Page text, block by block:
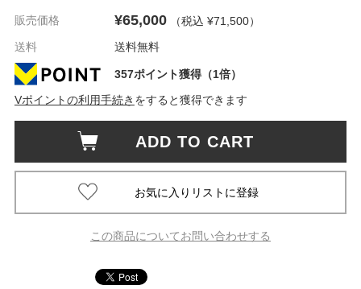
販売価格 ¥65,000 （税込 ¥71,500）
送料
送料無料
357ポイント獲得（1倍）
Vポイントの利用手続き をすると獲得できます
ADD TO CART
この商品についてお問い合わせする